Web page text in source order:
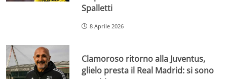
Spalletti
8 Aprile 2026
Clamoroso ritorno alla Juventus,
glielo presta il Real Madrid: si sono